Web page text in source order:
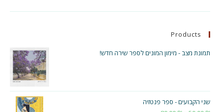
Products
תמונת מצב - מימון המונים לספר שירה חדש!
שני הקבועים - ספר פנטזיה